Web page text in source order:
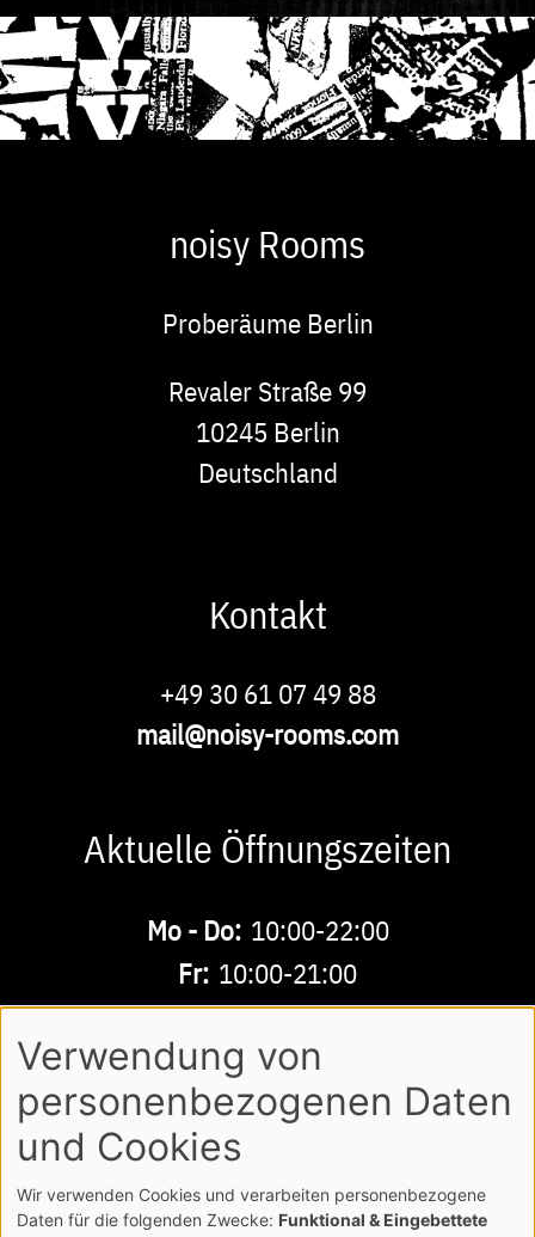
noisy Rooms
Proberäume Berlin
Revaler Straße 99
10245 Berlin
Deutschland
Kontakt
+49 30 61 07 49 88
mail@noisy-rooms.com
Aktuelle Öffnungszeiten
Mo - Do: 10:00-22:00
Fr: 10:00-21:00
Sa - So:10:00-18:00
Footer
AGB DATENSCHUTZ IMPRESSUM
LOGIN
COPYRIGHT NOISY MUSICWORLD GMBH
Verwendung von
personenbezogenen Daten
und Cookies
Wir verwenden Cookies und verarbeiten personenbezogene
Daten für die folgenden Zwecke: Funktional & Eingebettete